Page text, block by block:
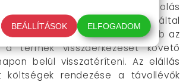
felbontatlan, eredeti csomagolás
Szolgáltató köteles a Vevő által
haladéktalanul, de legkésőbb az
termék visszaérkezését követő
belül visszatéríteni. Az elállás
költségek rendezése a távollévők
BEÁLLÍTÁSOK ELFOGADOM